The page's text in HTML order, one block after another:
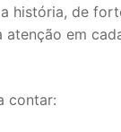
história, de
atenção em
contar: